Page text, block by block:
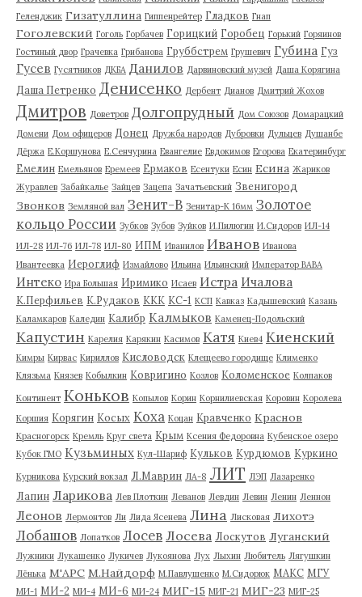
Геленджик Гизатуллина Гиппенрейтер Гладков Гнап
Гоголевский Гоголь Горбачев Горицкий Горобец Горький Горяинов
Гостиный двор Грачевка Грибанова Груббстрем Грушевич Губина Гуз
Гусев Гусятников ДКБА Данилов Дарвиновский музей Даша Корягина
Даша Петренко Денисенко Дербент Дианов Дмитрий Жохов
Дмитров Доветров Долгопрудный Дом Союзов Домарацкий
Домени Дом офицеров Донец Дружба народов Дубровки Дульцев Душанбе
Дёржа Е.Коршунова Е.Сенчурина Евангелие Евдокимов Егорова Екатеринбург
Емелин Емельянов Еремеев Ермаков Есентуки Есин Есина Жариков
Журавлев Забайкалье Зайцев Зацепа Зачатьевский Звенигород
Звонков Земляной вал Зенит-В Зенитар-К 16мм Золотое
кольцо России Зубков Зубов Зуйков И.Пилюгин И.Сидоров ИЛ-14
ИЛ-28 ИЛ-76 ИЛ-78 ИЛ-80 ИПМ Иванилов Иванов Иванова
Ивантеевка Иероглиф Измайлово Ильина Ильинский Император ВАВА
Интеко Ира Большая Иримико Исаев Истра Ичалова
К.Перфильев К.Рудаков ККК КС-1 КСП Кавказ Кадышевский Казань
Каламкаров Каледин Калибр Калмыков Каменец-Подольский
Капустин Карелия Карякин Касимов Катя Киев4 Киенский
Кимры Кирвас Кириллов Кисловодск Клещеево городище Клименко
Клязьма Князев Кобылкин Ковригино Козлов Коломенское Колпаков
Континент Коньков Копылов Корин Корнилиевская Коровин Королева
Коршия Корягин Косых Коха Коцан Кравченко Краснов
Красногорск Кремль Круг света Крым Ксения Федоровна Кубенское озеро
Кубок ГМО Кузьминых Кул-Шариф Кульков Курдюмов Куркино
Курникова Курский вокзал Л.Маврин ЛА-8 ЛИТ ЛЭП Лазаренко
Лапин Ларикова Лев Плоткин Леванов Левдин Левин Ленин Леннон
Леонов Лермонтов Ли Лида Ясенева Лина Лисковая Лихотэ
Лобашов Лопатков Лосев Лосева Лоскутов Луганский
Лужники Лукашенко Лукичев Лукоянова Лух Лыхин Любитель Лягушкин
Лёнька М'АРС М.Найдорф М.Павлушенко М.Сидорюк МАКС МГУ
МИ-1 МИ-2 МИ-4 МИ-6 МИ-24 МИГ-15 МИГ-21 МИГ-23 МИГ-25